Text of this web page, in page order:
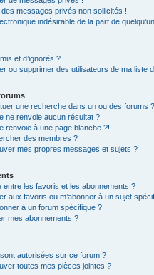
messages privés non sollicités !
indésirable de la part de
et d’ignorés ?
ou supprimer des utilisateurs de ma liste
une recherche dans un ou des forums ?
ne renvoie aucun résultat ?
renvoie à une page blanche ?!
des membres ?
mes propres messages et sujets ?
entre les favoris et les abonnements ?
aux favoris ou m’abonner à un sujet
à un forum spécifique ?
mes abonnements ?
autorisées sur ce forum ?
toutes mes pièces jointes ?